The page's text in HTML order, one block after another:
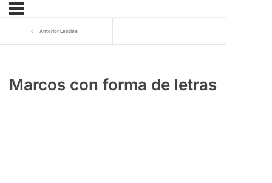
Anterior Lección
Marcos con forma de letras